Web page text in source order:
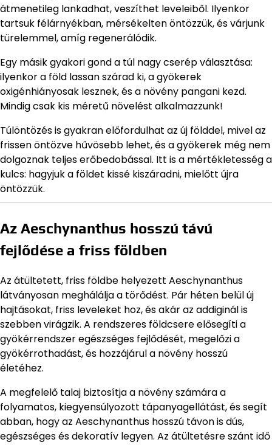
átmenetileg lankadhat, veszíthet leveleiből. Ilyenkor
tartsuk félárnyékban, mérsékelten öntözzük, és várjunk
türelemmel, amíg regenerálódik.
Egy másik gyakori gond a túl nagy cserép választása:
ilyenkor a föld lassan szárad ki, a gyökerek
oxigénhiányosak lesznek, és a növény pangani kezd.
Mindig csak kis méretű növelést alkalmazzunk!
Túlöntözés is gyakran előfordulhat az új földdel, mivel az
frissen öntözve hűvösebb lehet, és a gyökerek még nem
dolgoznak teljes erőbedobással. Itt is a mértékletesség a
kulcs: hagyjuk a földet kissé kiszáradni, mielőtt újra
öntözzük.
Az Aeschynanthus hosszú távú
fejlődése a friss földben
Az átültetett, friss földbe helyezett Aeschynanthus
látványosan meghálálja a törődést. Pár héten belül új
hajtásokat, friss leveleket hoz, és akár az addiginál is
szebben virágzik. A rendszeres földcsere elősegíti a
gyökérrendszer egészséges fejlődését, megelőzi a
gyökérrothadást, és hozzájárul a növény hosszú
életéhez.
A megfelelő talaj biztosítja a növény számára a
folyamatos, kiegyensúlyozott tápanyagellátást, és segít
abban, hogy az Aeschynanthus hosszú távon is dús,
egészséges és dekoratív legyen. Az átültetésre szánt idő